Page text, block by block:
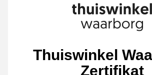
Thuiswinkel
Zertifikat